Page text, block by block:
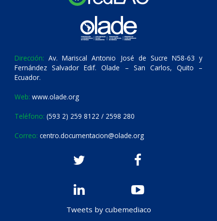
Dirección: Av. Mariscal Antonio José de Sucre N58-63 y
Fernández Salvador Edif. Olade – San Carlos, Quito –
Ecuador.
Web: www.olade.org
Teléfono: (593 2) 259 8122 / 2598 280
Correo: centro.documentacion@olade.org
Tweets by cubemediaco